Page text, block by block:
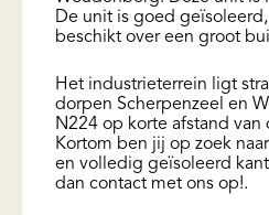
De unit is goed
beschikt over een groot
Het industrieterrein ligt
dorpen Scherpenzeel en
N224 op korte afstand van
Kortom ben jij op zoek
en volledig geïsoleerd
dan contact met ons op!.